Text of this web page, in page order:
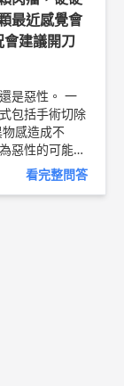
最近感覺會
建議開刀
是惡性。 一
包括手術切除
感造成不
惡性的可能，
法斷定腫瘤
診治 ! 以上
看完整問答